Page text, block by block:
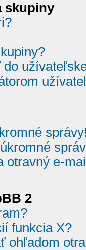
skupiny
otravný e-
2
funkcia X?
ohľadom